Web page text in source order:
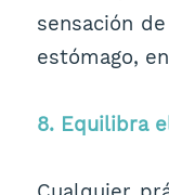
sensación
estómago,
8. Equilibra